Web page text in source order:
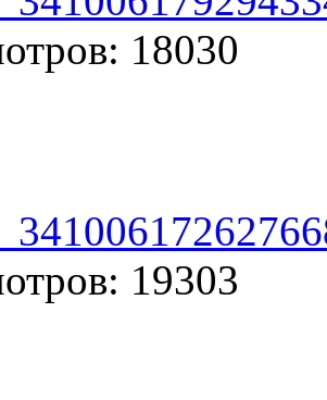
18030
19303